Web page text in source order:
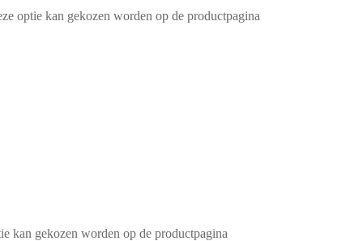
optie kan gekozen worden op de productpagina
kan gekozen worden op de productpagina